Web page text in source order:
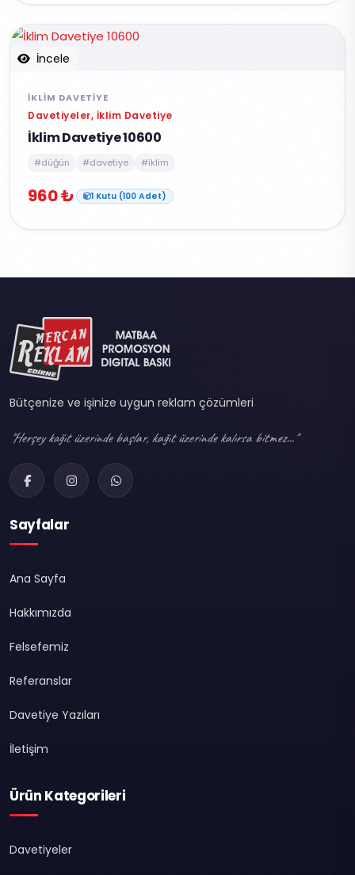
İncele
İKLIM DAVETIYE
Davetiyeler, İklim Davetiye
İklim Davetiye 10600
#düğün #davetiye #iklim
960 ₺ 1 Kutu (100 Adet)
Bütçenize ve işinize uygun reklam çözümleri
"Herşey kağıt üzerinde başlar, kağıt üzerinde kalırsa bitmez..."
Sayfalar
Ana Sayfa
Hakkımızda
Felsefemiz
Referanslar
Davetiye Yazıları
İletişim
Ürün Kategorileri
Davetiyeler